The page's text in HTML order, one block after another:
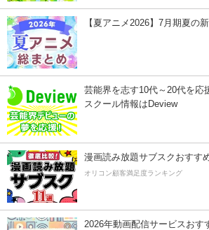
【夏アニメ2026】7月期夏の
芸能界を志す10代～20代を応
スクール情報はDeview
漫画読み放題サブスクおすす
オリコン顧客満足度ランキング
2026年動画配信サービスおす